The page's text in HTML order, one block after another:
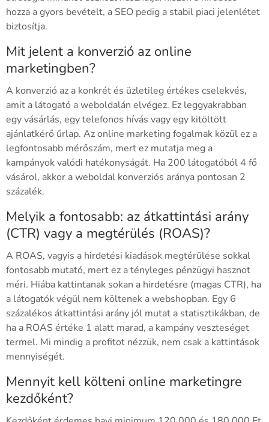
hozza a gyors bevételt, a SEO pedig a stabil piaci jelenlétet
biztosítja.
Mit jelent a konverzió az online
marketingben?
A konverzió az a konkrét és üzletileg értékes cselekvés,
amit a látogató a weboldalán elvégez. Ez leggyakrabban
egy vásárlás, egy telefonos hívás vagy egy kitöltött
ajánlatkérő űrlap. Az online marketing fogalmak közül ez a
legfontosabb mérőszám, mert ez mutatja meg a
kampányok valódi hatékonyságát. Ha 200 látogatóból 4 fő
vásárol, akkor a weboldal konverziós aránya pontosan 2
százalék.
Melyik a fontosabb: az átkattintási arány
(CTR) vagy a megtérülés (ROAS)?
A ROAS, vagyis a hirdetési kiadások megtérülése sokkal
fontosabb mutató, mert ez a tényleges pénzügyi hasznot
méri. Hiába kattintanak sokan a hirdetésre (magas CTR), ha
a látogatók végül nem költenek a webshopban. Egy 6
százalékos átkattintási arány jól mutat a statisztikákban, de
ha a ROAS értéke 1 alatt marad, a kampány veszteséget
termel. Mi mindig a profitot nézzük, nem csak a kattintások
mennyiségét.
Mennyit kell költeni online marketingre
kezdőként?